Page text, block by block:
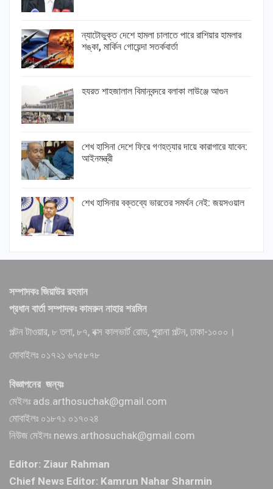
ন্যাটোভুক্ত দেশে হামলা চালাতে পারে রাশিয়ার হামলার
শঙ্কা, মার্কিন গোয়েন্দা সতর্কবার্তা
হযরত শাহজালাল বিমানবন্দরে বলাকা লাউঞ্জে আগুন
শেখ হাসিনা দেশে ফিরে গণহত্যার দায়ে কারাগারে যাবেন:
আইনমন্ত্রী
শেখ হাসিনার বক্তব্যে ভারতের সমর্থন নেই: জয়সওয়াল
সম্পাদকঃ জিয়াউর রহমান
প্রধান বার্তা সম্পাদকঃ কামরুন নাহার শরমিন
পল্টন টাওয়ার, ৮ তলা, ৮৭, বক্স কালভার্ট রোড, পুরানা পল্টন, ঢাকা-১০০০।
মোবাইলঃ ০১৭২১ ৬৭৫৮৭৮
বিজ্ঞাপনের জন্যঃ
মেইলঃ ads.arthosuchak@gmail.com
মোবাইলঃ ০১৮৭১ ০১৭০২৪
নিউজ মেইলঃ news.arthosuchak@gmail.com
Editor: Ziaur Rahman
Chief News Editor: Kamrun Nahar Sharmin